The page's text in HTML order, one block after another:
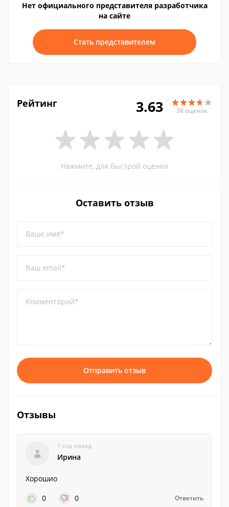
Нет официального представителя разработчика
на сайте
Стать представителем
Рейтинг 3.63 38 оценок
Нажмите, для быстрой оценки
Оставить отзыв
Ваше имя*
Ваш email*
Комментарий*
Отправить отзыв
Отзывы
1 год назад
Ирина
Хорошио
0
0 Ответить